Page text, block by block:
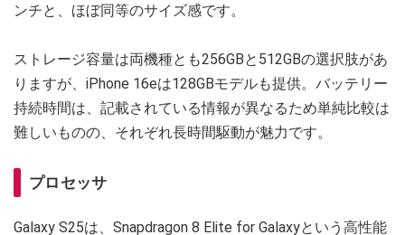
ンチと、ほぼ同等のサイズ感です。
ストレージ容量は両機種とも256GBと512GBの選択肢があ
りますが、iPhone 16eは128GBモデルも提供。バッテリー
持続時間は、記載されている情報が異なるため単純比較は
難しいものの、それぞれ長時間駆動が魅力です。
プロセッサ
Galaxy S25は、Snapdragon 8 Elite for Galaxyという高性能